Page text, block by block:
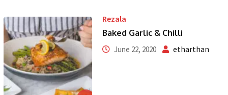
Rezala
Baked Garlic & Chilli
June 22, 2020 etharthan